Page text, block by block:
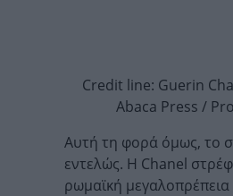
Credit line: Guerin
Abaca Press /
Αυτή τη φορά όμως, το
εντελώς. Η Chanel
ρωμαϊκή μεγαλοπρέπεια